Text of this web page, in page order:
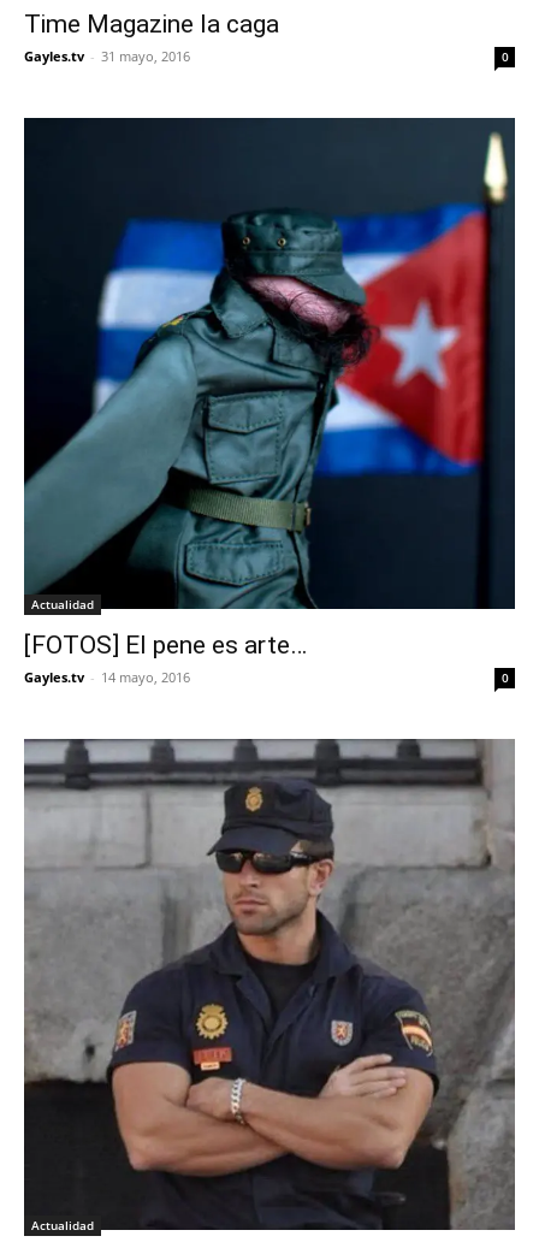
Time Magazine la caga
Gayles.tv - 31 mayo, 2016 0
Actualidad
[FOTOS] El pene es arte…
Gayles.tv - 14 mayo, 2016 0
Actualidad